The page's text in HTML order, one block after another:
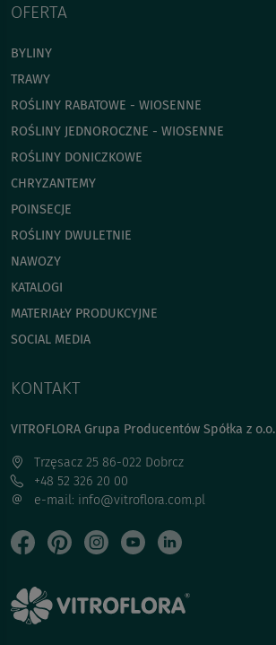
OFERTA
BYLINY
TRAWY
ROŚLINY RABATOWE - WIOSENNE
ROŚLINY JEDNOROCZNE - WIOSENNE
ROŚLINY DONICZKOWE
CHRYZANTEMY
POINSECJE
ROŚLINY DWULETNIE
NAWOZY
KATALOGI
MATERIAŁY PRODUKCYJNE
SOCIAL MEDIA
KONTAKT
VITROFLORA Grupa Producentów Spółka z o.o.
Trzęsacz 25 86-022 Dobrcz
+48 52 326 20 00
e-mail: info@vitroflora.com.pl